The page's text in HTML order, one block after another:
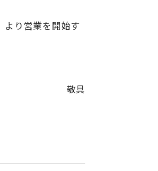
ステムの開発
より営業を開始す
敬具